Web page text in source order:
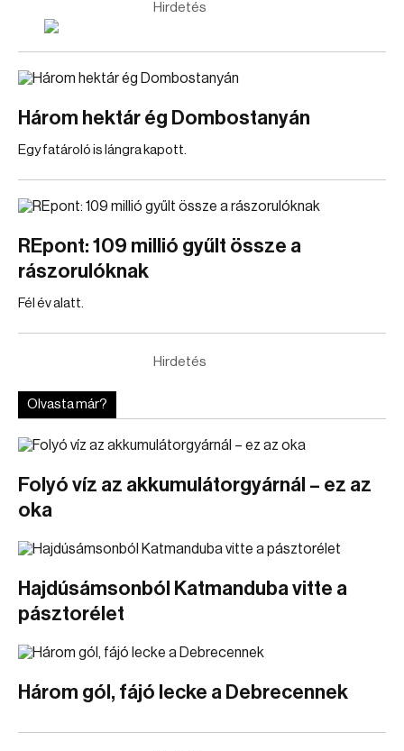
Hirdetés
Három hektár ég Dombostanyán
Egy fatároló is lángra kapott.
REpont: 109 millió gyűlt össze a
rászorulóknak
Fél év alatt.
Hirdetés
Olvasta már?
Folyó víz az akkumulátorgyárnál – ez az
oka
Hajdúsámsonból Katmanduba vitte a
pásztorélet
Három gól, fájó lecke a Debrecennek